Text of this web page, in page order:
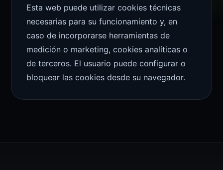
Esta web puede utilizar cookies técnicas
necesarias para su funcionamiento y, en
caso de incorporarse herramientas de
medición o marketing, cookies analíticas o
de terceros. El usuario puede configurar o
bloquear las cookies desde su navegador.